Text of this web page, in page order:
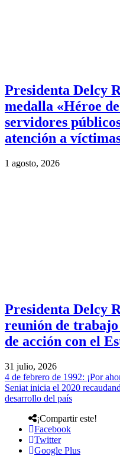
Presidenta Delcy
medalla «Héroe
servidores
atención a
1 agosto, 2026
Presidenta Delcy
reunión de
de acción con el
31 julio, 2026
4 de febrero de 1992: ¡Por
Seniat inicia el 2020
desarrollo del país
¡Compartir este!
Facebook
Twitter
Google Plus